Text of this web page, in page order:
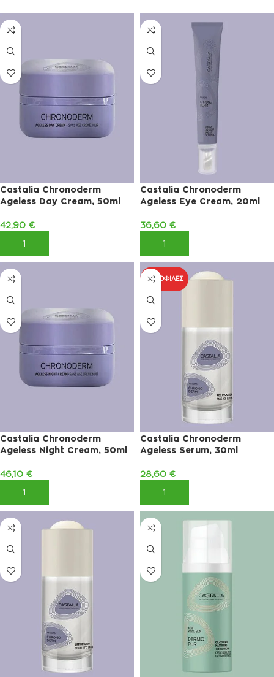
Castalia Chronoderm
Ageless Day Cream, 50ml
42,90 €
ΠΡΟΣΘΉΚΗ ΣΤΟ ΚΑΛΆΘΙ
Castalia Chronoderm
Ageless Eye Cream, 20ml
36,60 €
ΠΡΟΣΘΉΚΗ ΣΤΟ ΚΑΛΆΘΙ
Castalia Chronoderm
Ageless Night Cream, 50ml
46,10 €
ΠΡΟΣΘΉΚΗ ΣΤΟ ΚΑΛΆΘΙ
ΔΗΜΟΦΙΛΈΣ
Castalia Chronoderm
Ageless Serum, 30ml
28,60 €
ΠΡΟΣΘΉΚΗ ΣΤΟ ΚΑΛΆΘΙ